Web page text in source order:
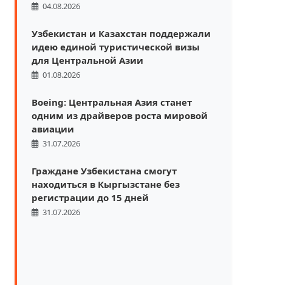
04.08.2026
Узбекистан и Казахстан поддержали
идею единой туристической визы
для Центральной Азии
01.08.2026
Boeing: Центральная Азия станет
одним из драйверов роста мировой
авиации
31.07.2026
Граждане Узбекистана смогут
находиться в Кыргызстане без
регистрации до 15 дней
31.07.2026